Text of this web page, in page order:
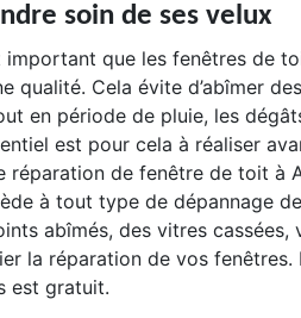
soin de ses velux
important que les fenêtres de
qualité. Cela évite d’abîmer
en période de pluie, les
est pour cela à réaliser
réparation de fenêtre de toit à
à tout type de dépannage
abîmés, des vitres cassées,
la réparation de vos fenêtres.
est gratuit.